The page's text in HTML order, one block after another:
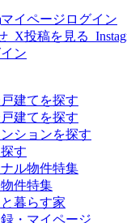
マイページログイン
X投稿を見る
ン
建てを探す
建てを探す
ションを探す
す
ル物件特集
件特集
暮らす家
・マイページ